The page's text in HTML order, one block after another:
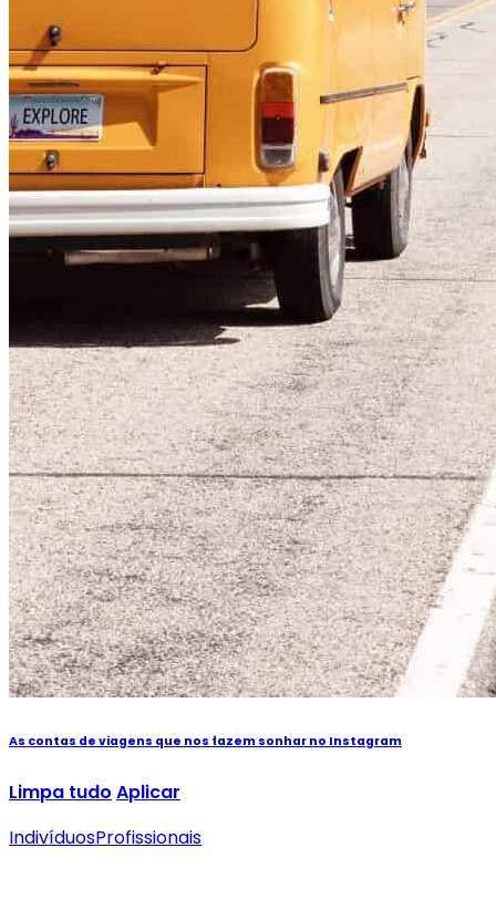
As contas de viagens que nos fazem sonhar no Instagram
Limpa tudo Aplicar
IndivíduosProfissionais